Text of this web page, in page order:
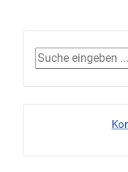
Suchen ...